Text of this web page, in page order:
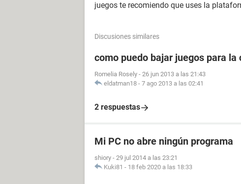
juegos te recomiendo que uses la
Discusiones similares
como puedo bajar juegos para la
Romelia Rosely - 26 jun 2013 a las 21:43
eldatman18 - 7 ago 2013 a las 02:41
2 respuestas
Mi PC no abre ningún programa
shiory - 29 jul 2014 a las 23:21
Kuki81 - 18 feb 2020 a las 18:33